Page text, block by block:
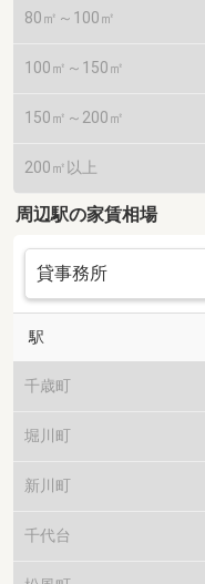
80㎡～100㎡
100㎡～150㎡
150㎡～200㎡
200㎡以上
周辺駅の家賃相場
駅
千歳町
堀川町
新川町
千代台